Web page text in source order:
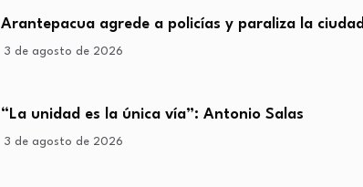
Arantepacua agrede a policías y paraliza la ciudad
3 de agosto de 2026
“La unidad es la única vía”: Antonio Salas
3 de agosto de 2026